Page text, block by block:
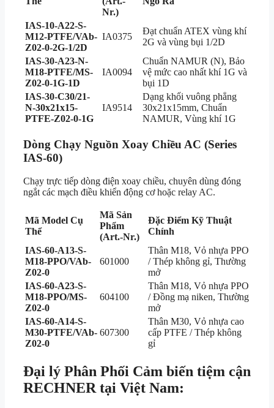
Nr.)
IAS-10-A22-S-
M12-PTFE/VAb-
Z02-0-2G-1/2D
IA0375
Đạt chuẩn ATEX vùng khí
2G và vùng bụi 1/2D
IAS-30-A23-N-
M18-PTFE/MS-
Z02-0-1G-1D
IA0094
Chuẩn NAMUR (N), Bảo
vệ mức cao nhất khí 1G và
bụi 1D
IAS-30-C30/21-
N-30x21x15-
PTFE-Z02-0-1G
IA9514
Dạng khối vuông phẳng
30x21x15mm, Chuẩn
NAMUR, Vùng khí 1G
Dòng Chạy Nguồn Xoay Chiều AC (Series
IAS-60)
Chạy trực tiếp dòng điện xoay chiều, chuyên dùng đóng
ngắt các mạch điều khiển động cơ hoặc relay AC.
Mã Model Cụ
Thể
Mã Sản
Phẩm
(Art.-Nr.)
Đặc Điểm Kỹ Thuật
Chính
IAS-60-A13-S-
M18-PPO/VAb-
Z02-0
601000
Thân M18, Vỏ nhựa PPO
/ Thép không gỉ, Thường
mở
IAS-60-A23-S-
M18-PPO/MS-
Z02-0
604100
Thân M18, Vỏ nhựa PPO
/ Đồng mạ niken, Thường
mở
IAS-60-A14-S-
M30-PTFE/VAb-
Z02-0
607300
Thân M30, Vỏ nhựa cao
cấp PTFE / Thép không
gỉ
Đại lý Phân Phối Cảm biến tiệm cận
RECHNERtại Việt Nam: